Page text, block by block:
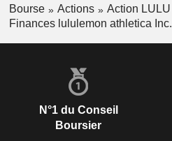
Bourse Actions
Action LULU
Finances lululemon athletica Inc.
N°1 du Conseil
Boursier